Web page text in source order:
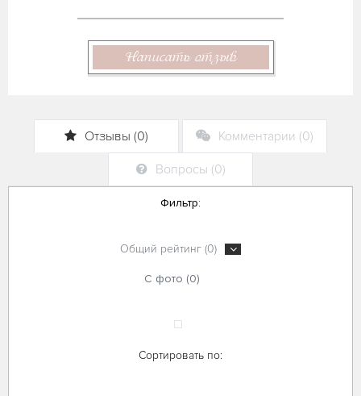
Написать отзыв
Отзывы (0) Комментарии (0)
Вопросы (0)
Фильтр:
Общий рейтинг (0)
С фото (0)
Сортировать по: